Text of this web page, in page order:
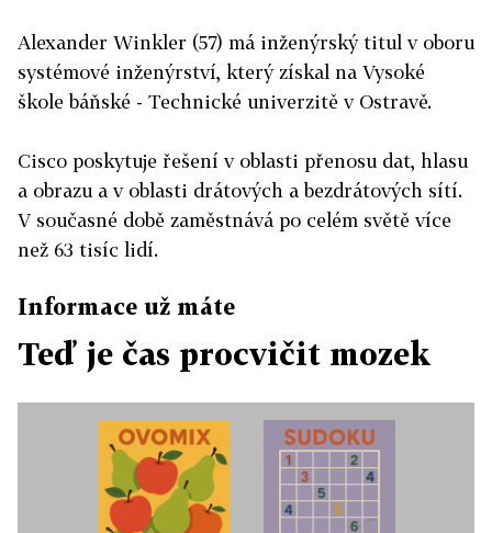
Alexander Winkler (57) má inženýrský titul v oboru
systémové inženýrství, který získal na Vysoké
škole báňské - Technické univerzitě v Ostravě.
Cisco poskytuje řešení v oblasti přenosu dat, hlasu
a obrazu a v oblasti drátových a bezdrátových sítí.
V současné době zaměstnává po celém světě více
než 63 tisíc lidí.
Informace už máte
Teď je čas procvičit mozek